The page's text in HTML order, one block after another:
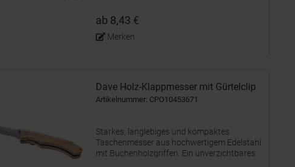
Arretierung eine sichere Handhabung. Die
Arretierung wird durch...
ab 8,43 €
Merken
Dave Holz-Klappmesser mit Gürtelclip
Artikelnummer: CPO10453671
Starkes, langlebiges und kompaktes
Taschenmesser aus hochwertigem Edelstahl
mit Buchenholzgriffen. Ein unverzichtbares